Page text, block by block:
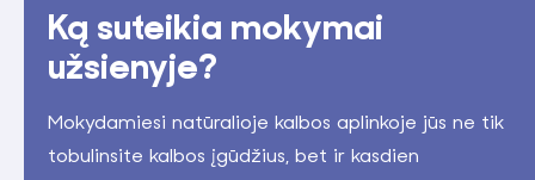
Ką suteikia mokymai
užsienyje?
Mokydamiesi natūralioje kalbos aplinkoje jūs ne tik
tobulinsite kalbos įgūdžius, bet ir kasdien